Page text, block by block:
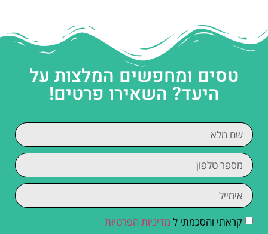
טסים ומחפשים המלצות על
היעד? השאירו פרטים!
קראתי והסכמתי ל מדיניות הפרטיות